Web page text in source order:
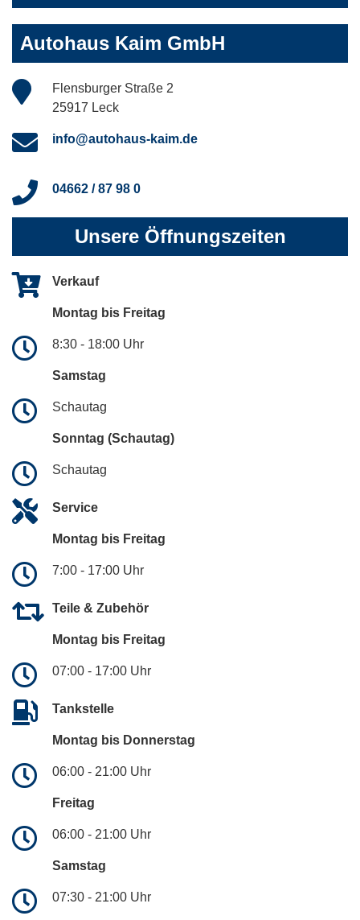
Autohaus Kaim GmbH
Flensburger Straße 2
25917 Leck
info@autohaus-kaim.de
04662 / 87 98 0
Unsere Öffnungszeiten
Verkauf
Montag bis Freitag
8:30 - 18:00 Uhr
Samstag
Schautag
Sonntag (Schautag)
Schautag
Service
Montag bis Freitag
7:00 - 17:00 Uhr
Teile & Zubehör
Montag bis Freitag
07:00 - 17:00 Uhr
Tankstelle
Montag bis Donnerstag
06:00 - 21:00 Uhr
Freitag
06:00 - 21:00 Uhr
Samstag
07:30 - 21:00 Uhr